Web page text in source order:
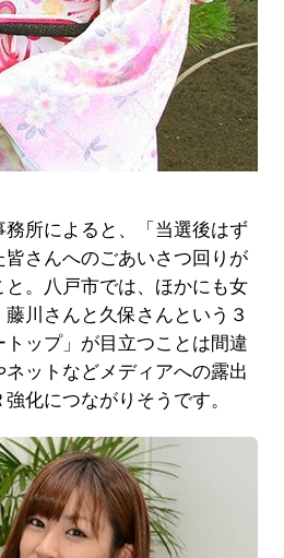
所によると、「当選後はず
皆さんへのごあいさつ回りが
。八戸市では、ほかにも女
川さんと久保さんという３
トップ」が目立つことは間違
ットなどメディアへの露出
化につながりそうです。